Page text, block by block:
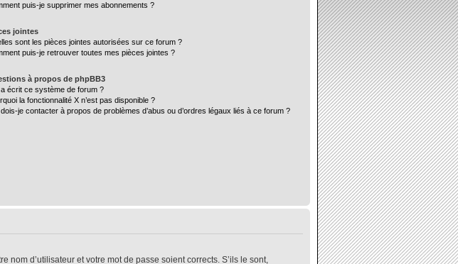
puis-je supprimer mes abonnements ?
jointes
sont les pièces jointes autorisées sur ce forum ?
puis-je retrouver toutes mes pièces jointes ?
à propos de phpBB3
écrit ce système de forum ?
la fonctionnalité X n’est pas disponible ?
je contacter à propos de problèmes d’abus ou d’ordres légaux liés à ce forum ?
nom d’utilisateur et votre mot de passe soient corrects. S’ils le sont,